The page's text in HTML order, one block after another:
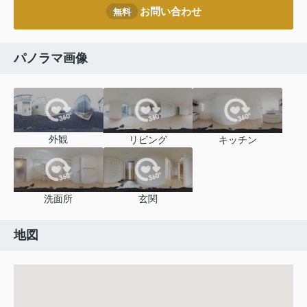
無料 お問い合わせ
パノラマ画像
外観 リビング キッチン
洗面所 玄関
地図